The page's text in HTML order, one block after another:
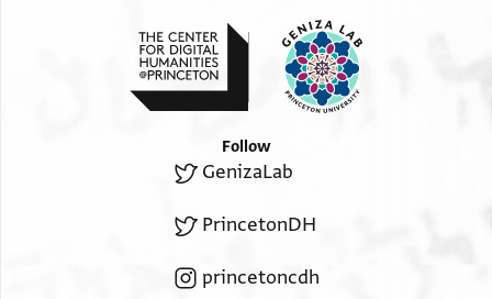
Follow
GenizaLab
PrincetonDH
princetoncdh